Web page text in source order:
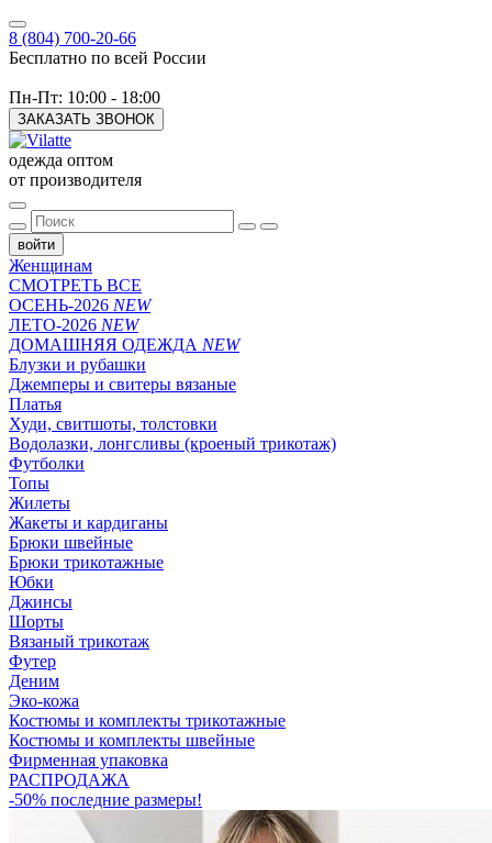
8 (804) 700-20-66
Бесплатно по всей России
Пн-Пт: 10:00 - 18:00
ЗАКАЗАТЬ ЗВОНОК
одежда оптом
от производителя
войти
Женщинам
СМОТРЕТЬ ВСЕ
ОСЕНЬ-2026 NEW
ЛЕТО-2026 NEW
ДОМАШНЯЯ ОДЕЖДА NEW
Блузки и рубашки
Джемперы и свитеры вязаные
Платья
Худи, свитшоты, толстовки
Водолазки, лонгсливы (кроеный трикотаж)
Футболки
Топы
Жилеты
Жакеты и кардиганы
Брюки швейные
Брюки трикотажные
Юбки
Джинсы
Шорты
Вязаный трикотаж
Футер
Деним
Эко-кожа
Костюмы и комплекты трикотажные
Костюмы и комплекты швейные
Фирменная упаковка
РАСПРОДАЖА
-50% последние размеры!